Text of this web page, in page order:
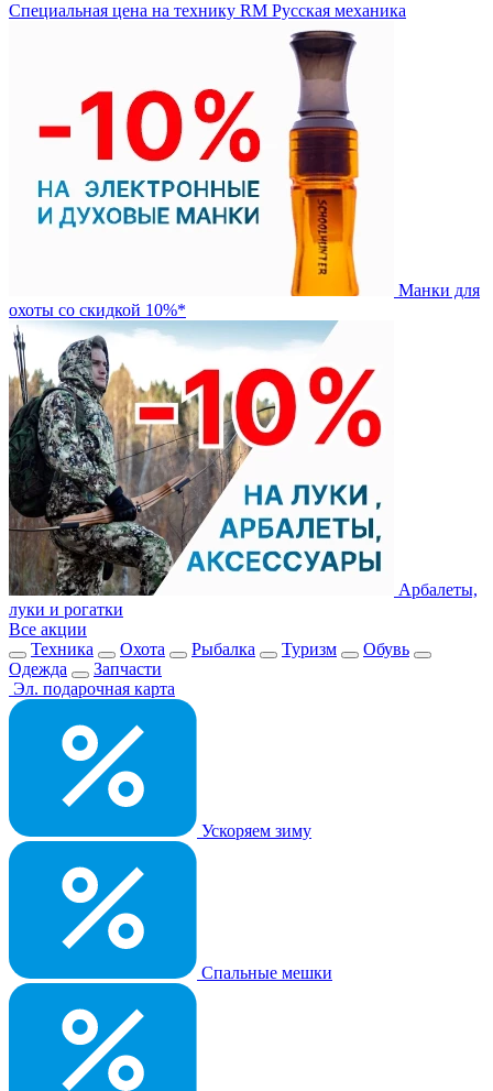
Специальная цена на технику RM Русская механика
Манки для
охоты со скидкой 10%*
Арбалеты,
луки и рогатки
Все акции
Техника
Охота Рыбалка Туризм
Обувь
Одежда
Запчасти
Эл. подарочная карта
Ускоряем зиму
Спальные мешки